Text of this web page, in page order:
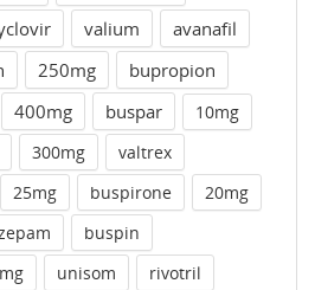
valium
avanafil
250mg
bupropion
400mg buspar
10mg
300mg
valtrex
25mg buspirone
20mg
buspin
unisom
rivotril